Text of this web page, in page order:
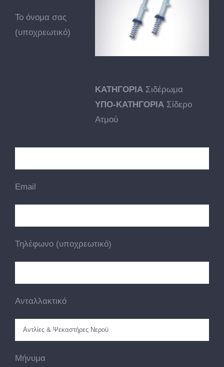
ΚΑΤΗΓΟΡΙΑ Σιδέρωμα
ΥΠΟ-ΚΑΤΗΓΟΡΙΑ Σίδερο
Ατμού
Το όνομα σας
(υποχρεωτικό)
Email
Τηλέφωνο (υποχρεωτικό)
Ανταλλακτικό
Μήνυμα